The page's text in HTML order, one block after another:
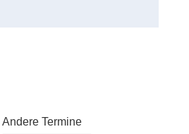
Andere Termine